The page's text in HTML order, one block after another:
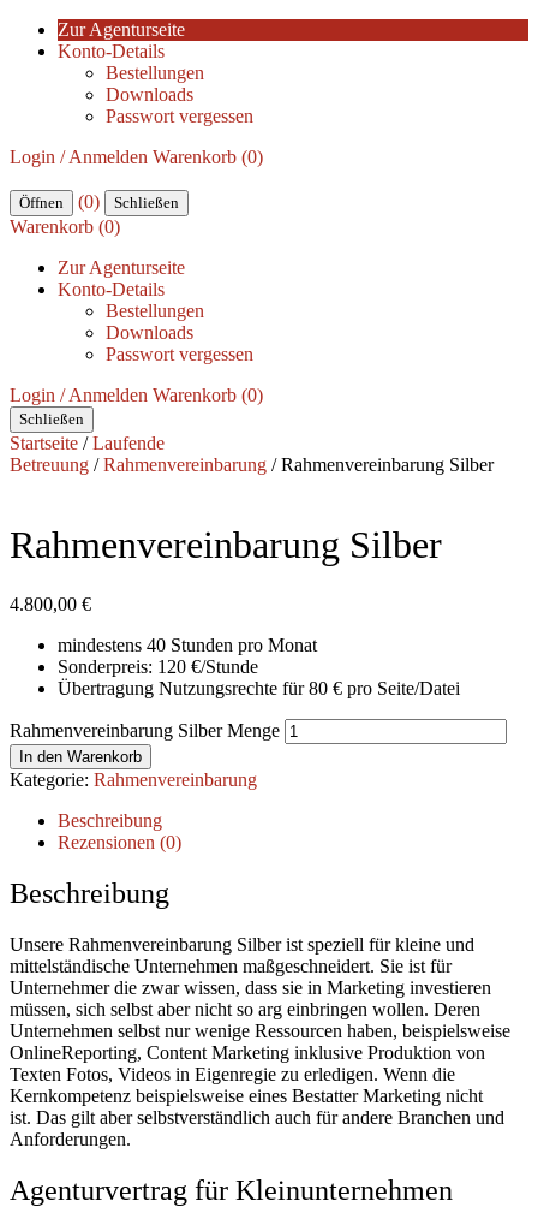
Zur Agenturseite
Konto-Details
Bestellungen
Downloads
Passwort vergessen
Login / Anmelden Warenkorb (0)
Öffnen (0) Schließen
Warenkorb (0)
Zur Agenturseite
Konto-Details
Bestellungen
Downloads
Passwort vergessen
Login / Anmelden Warenkorb (0)
Schließen
Startseite /Laufende
Betreuung /Rahmenvereinbarung / Rahmenvereinbarung Silber
Rahmenvereinbarung Silber
4.800,00 €
mindestens 40 Stunden pro Monat
Sonderpreis: 120 €/Stunde
Übertragung Nutzungsrechte für 80 € pro Seite/Datei
Rahmenvereinbarung Silber Menge
In den Warenkorb
Kategorie: Rahmenvereinbarung
Beschreibung
Rezensionen (0)
Beschreibung
Unsere Rahmenvereinbarung Silber ist speziell für kleine und
mittelständische Unternehmen maßgeschneidert. Sie ist für
Unternehmer die zwar wissen, dass sie in Marketing investieren
müssen, sich selbst aber nicht so arg einbringen wollen. Deren
Unternehmen selbst nur wenige Ressourcen haben, beispielsweise
OnlineReporting, Content Marketing inklusive Produktion von
Texten Fotos, Videos in Eigenregie zu erledigen. Wenn die
Kernkompetenz beispielsweise eines Bestatter Marketing nicht
ist. Das gilt aber selbstverständlich auch für andere Branchen und
Anforderungen.
Agenturvertrag für Kleinunternehmen